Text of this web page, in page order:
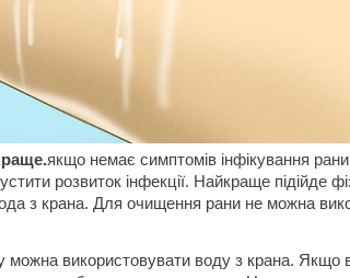
якщо немає симптомів інфікування
розвиток інфекції. Найкраще підійде
з крана. Для очищення рани не можна
можна використовувати воду з крана. Якщо